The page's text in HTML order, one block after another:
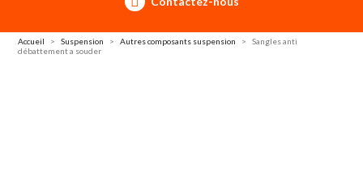
Accueil Suspension Autres composants suspension
Sangles anti
débattement a souder